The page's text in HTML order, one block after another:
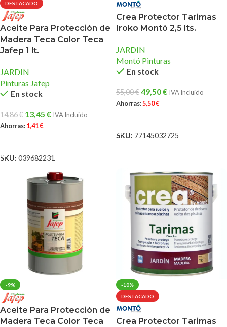
DESTACADO
Aceite Para Protección de
Madera Teca Color Teca
Jafep 1 lt.
JARDIN
Pinturas Jafep
En stock
14,86€ 13,45 € IVA Incluido
Ahorras:1,41€
SKU: 039682231
Crea Protector Tarimas
Iroko Montó 2,5 lts.
JARDIN
Montó Pinturas
En stock
55,00€49,50€ IVA Incluido
Ahorras:5,50€
SKU: 77145032725
-9%
Aceite Para Protección de
Madera Teca Color Teca
-10%
DESTACADO
Crea Protector Tarimas